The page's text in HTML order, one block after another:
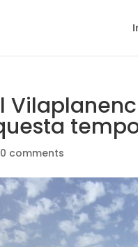
0 comments